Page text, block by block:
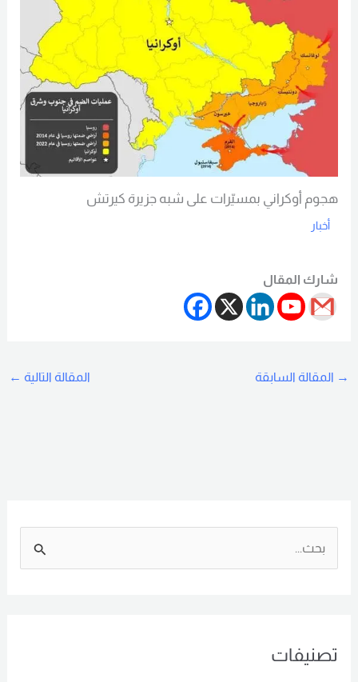
هجوم أوكراني بمسيّرات على شبه جزيرة كيرتش
أخبار
شارك المقال
→المقالة السابقة المقالة التالية ←
ث
تصنيفات